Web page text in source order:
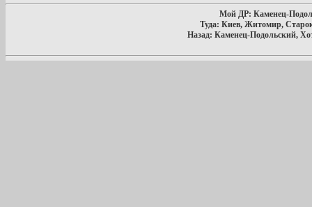
Мой ДР: Каменец-
Туда: Киев, Житомир,
Назад: Каменец-Подольский,